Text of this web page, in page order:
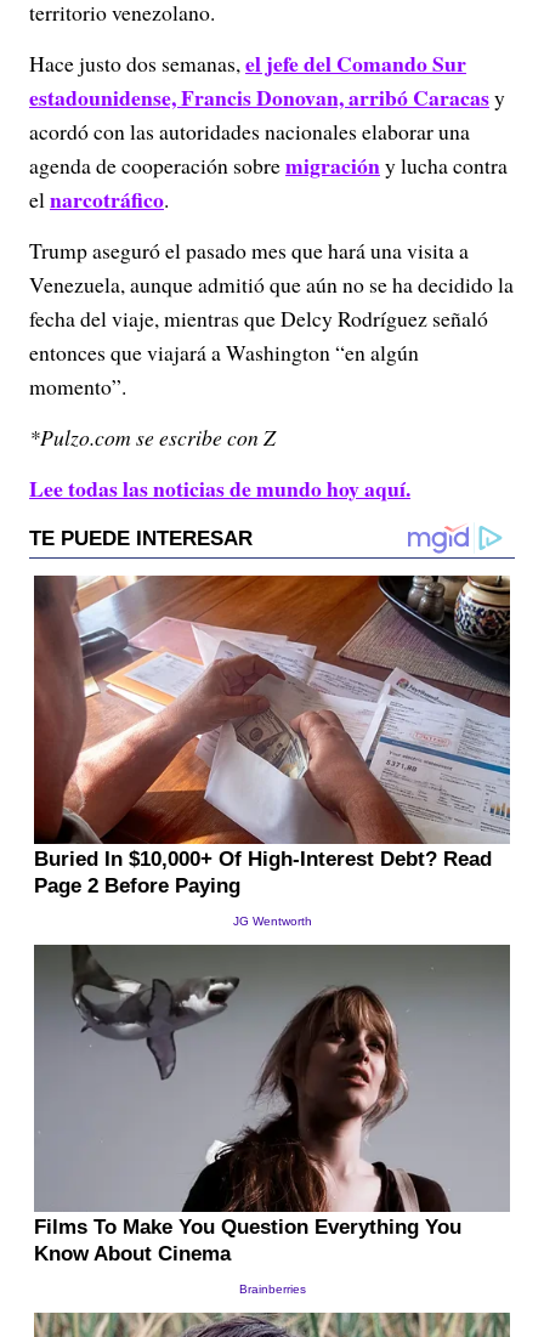
territorio venezolano.
Hace justo dos semanas,el jefe del Comando Sur
estadounidense, Francis Donovan, arribó Caracasy
acordó con las autoridades nacionales elaborar una
agenda de cooperación sobremigracióny lucha contra
elnarcotráfico.
Trump aseguró el pasado mes que hará una visita a
Venezuela, aunque admitió que aún no se ha decidido la
fecha del viaje, mientras que Delcy Rodríguez señaló
entonces que viajará a Washington “en algún
momento”.
*Pulzo.com se escribe con Z
Lee todas las noticias de mundo hoy aquí.